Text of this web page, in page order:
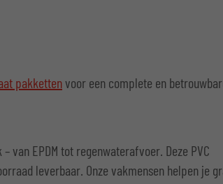
pakketten voor een complete en
van EPDM tot regenwaterafvoer. Deze PVC
leverbaar. Onze vakmensen helpen je